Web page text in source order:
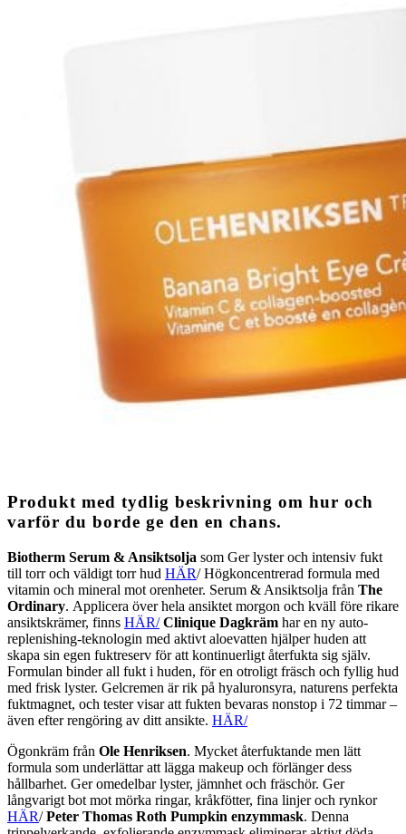
Produkt med tydlig beskrivning om hur och
varför du borde ge den en chans.
Biotherm Serum & Ansiktsolja som Ger lyster och intensiv fukt
till torr och väldigt torr hud HÄR/ Högkoncentrerad formula med
vitamin och mineral mot orenheter. Serum & Ansiktsolja från The
Ordinary. Applicera över hela ansiktet morgon och kväll före rikare
ansiktskrämer, finns HÄR/ Clinique Dagkräm har en ny auto-
replenishing-teknologin med aktivt aloevatten hjälper huden att
skapa sin egen fuktreserv för att kontinuerligt återfukta sig själv.
Formulan binder all fukt i huden, för en otroligt fräsch och fyllig hud
med frisk lyster. Gelcremen är rik på hyaluronsyra, naturens perfekta
fuktmagnet, och tester visar att fukten bevaras nonstop i 72 timmar –
även efter rengöring av ditt ansikte. HÄR/
Ögonkräm från Ole Henriksen. Mycket återfuktande men lätt
formula som underlättar att lägga makeup och förlänger dess
hållbarhet. Ger omedelbar lyster, jämnhet och fräschör. Ger
långvarigt bot mot mörka ringar, kråkfötter, fina linjer och rynkor
HÄR/Peter Thomas Roth Pumpkin enzymmask. Denna